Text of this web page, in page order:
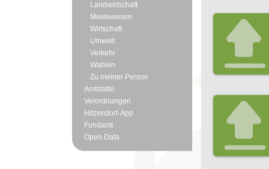
Landwirtschaft
Meldewesen
Wirtschaft
Umwelt
Verkehr
Wahlen
Zu meiner Person
Amtstafel
Verordnungen
Hitzendorf-App
Fundamt
Open Data